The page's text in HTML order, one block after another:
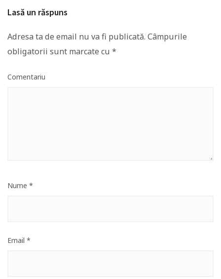
Lasă un răspuns
Adresa ta de email nu va fi publicată. Câmpurile
obligatorii sunt marcate cu *
Comentariu
Nume *
Email *